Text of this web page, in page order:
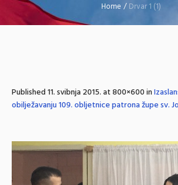
Home /Drvar 1 (1)
Published11. svibnja 2015.at 800×600 in
obilježavanju 109. obljetnice patrona župe sv.